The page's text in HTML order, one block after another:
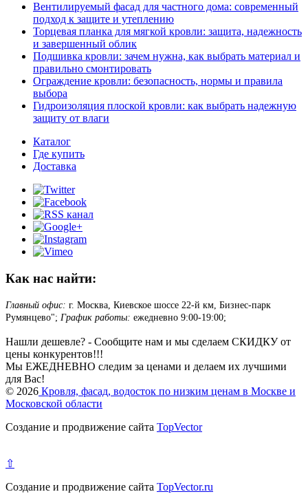
Вентилируемый фасад для частного дома: современный
подход к защите и утеплению
Торцевая планка для мягкой кровли: защита, надежность
и завершенный облик
Подшивка кровли: зачем нужна, как выбрать материал и
правильно смонтировать
Ограждение кровли: безопасность, нормы и правила
выбора
Гидроизоляция плоской кровли: как выбрать надежную
защиту от влаги
Каталог
Где купить
Доставка
Как нас найти:
Главный офис: г. Москва, Киевское шоссе 22-й км, Бизнес-парк
Румянцево"; График работы: ежедневно 9:00-19:00;
Нашли дешевле? - Сообщите нам и мы сделаем СКИДКУ от
цены конкурентов!!!
Мы ЕЖЕДНЕВНО следим за ценами и делаем их лучшими
для Вас!
© 2026 Кровля, фасад, водосток по низким ценам в Москве и
Московской области
Создание и продвижение сайта TopVector
⇧
Создание и продвижение сайта TopVector.ru